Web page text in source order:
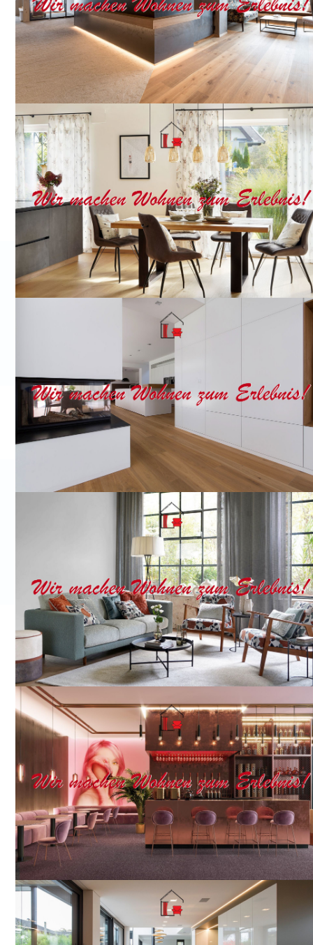
Raumausstattung Werl
Ihr Raumausstatter für stillvolle Bodenbeläge, exklusive
Polsterarbeiten, maßgeschneiderte Fensterdekorationen sowie
individuelle Inneneinrichtungen – gestaltet mit echter
HANDWERKSKUNST aus dem Allgäu!